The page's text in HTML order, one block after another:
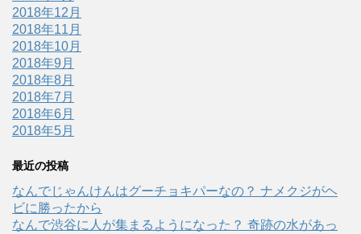
2018年12月
2018年11月
2018年10月
2018年9月
2018年8月
2018年7月
2018年6月
2018年5月
最近の投稿
なんでじゃんけんはグーチョキパーなの？ ナメクジがヘ
ビに勝ったから
なんで渋谷に人が集まるようになった？ 奇跡の水があっ